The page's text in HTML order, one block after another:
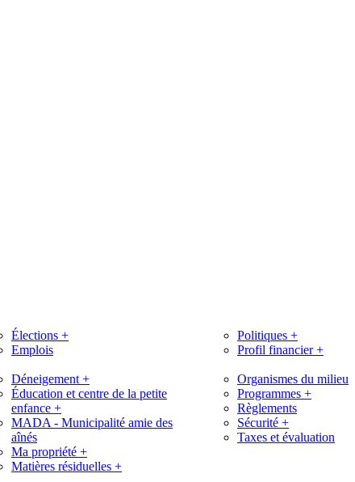
Élections +
Emplois
Politiques +
Profil financier+
Déneigement +
Éducation et centre de la petite
enfance +
MADA - Municipalité amie des
aînés
Ma propriété +
Matières résiduelles +
Organismes du milieu
Programmes +
Règlements
Sécurité +
Taxes et évaluation